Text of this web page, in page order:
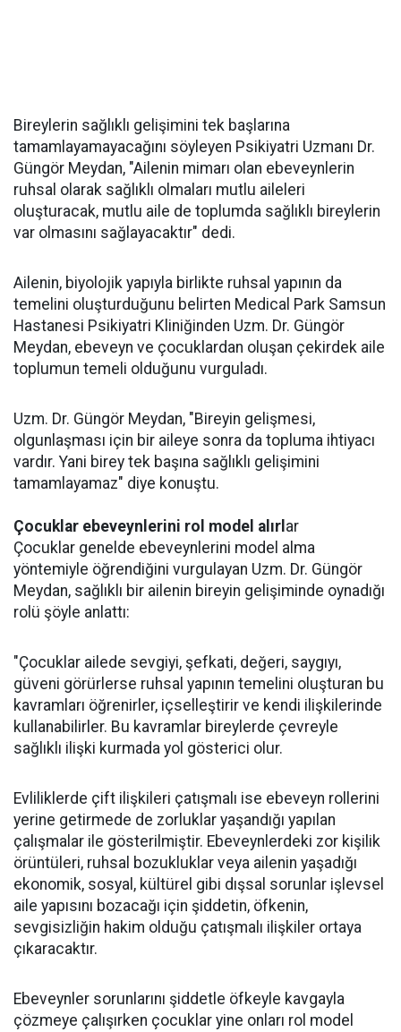
Bireylerin sağlıklı gelişimini tek başlarına
tamamlayamayacağını söyleyen Psikiyatri Uzmanı Dr.
Güngör Meydan, "Ailenin mimarı olan ebeveynlerin
ruhsal olarak sağlıklı olmaları mutlu aileleri
oluşturacak, mutlu aile de toplumda sağlıklı bireylerin
var olmasını sağlayacaktır" dedi.
Ailenin, biyolojik yapıyla birlikte ruhsal yapının da
temelini oluşturduğunu belirten Medical Park Samsun
Hastanesi Psikiyatri Kliniğinden Uzm. Dr. Güngör
Meydan, ebeveyn ve çocuklardan oluşan çekirdek aile
toplumun temeli olduğunu vurguladı.
Uzm. Dr. Güngör Meydan, "Bireyin gelişmesi,
olgunlaşması için bir aileye sonra da topluma ihtiyacı
vardır. Yani birey tek başına sağlıklı gelişimini
tamamlayamaz" diye konuştu.
Çocuklar ebeveynlerini rol model alırl ar
Çocuklar genelde ebeveynlerini model alma
yöntemiyle öğrendiğini vurgulayan Uzm. Dr. Güngör
Meydan, sağlıklı bir ailenin bireyin gelişiminde oynadığı
rolü şöyle anlattı:
"Çocuklar ailede sevgiyi, şefkati, değeri, saygıyı,
güveni görürlerse ruhsal yapının temelini oluşturan bu
kavramları öğrenirler, içselleştirir ve kendi ilişkilerinde
kullanabilirler. Bu kavramlar bireylerde çevreyle
sağlıklı ilişki kurmada yol gösterici olur.
Evliliklerde çift ilişkileri çatışmalı ise ebeveyn rollerini
yerine getirmede de zorluklar yaşandığı yapılan
çalışmalar ile gösterilmiştir. Ebeveynlerdeki zor kişilik
örüntüleri, ruhsal bozukluklar veya ailenin yaşadığı
ekonomik, sosyal, kültürel gibi dışsal sorunlar işlevsel
aile yapısını bozacağı için şiddetin, öfkenin,
sevgisizliğin hakim olduğu çatışmalı ilişkiler ortaya
çıkaracaktır.
Ebeveynler sorunlarını şiddetle öfkeyle kavgayla
çözmeye çalışırken çocuklar yine onları rol model